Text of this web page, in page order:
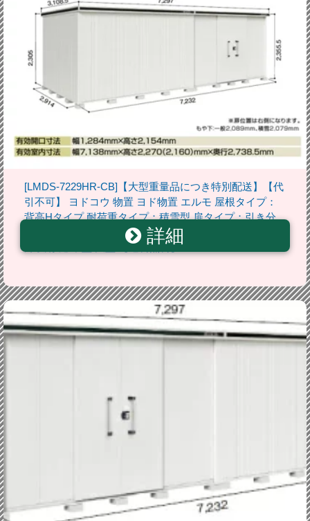
[LMDS-7229HR-CB]【大型重量品につき特別配送】【代
引不可】 ヨドコウ 物置 ヨド物置 エルモ 屋根タイプ：
背高Hタイプ 耐荷重タイプ：積雪型 扉タイプ：引き分
け戸(扉位置：右側） カシミヤベージュ 屋外 収納庫 屋
外収納 庭 中型 大型 【送料無料】
詳細